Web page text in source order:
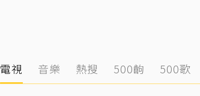
電視 音樂 熱搜 500齣 500歌